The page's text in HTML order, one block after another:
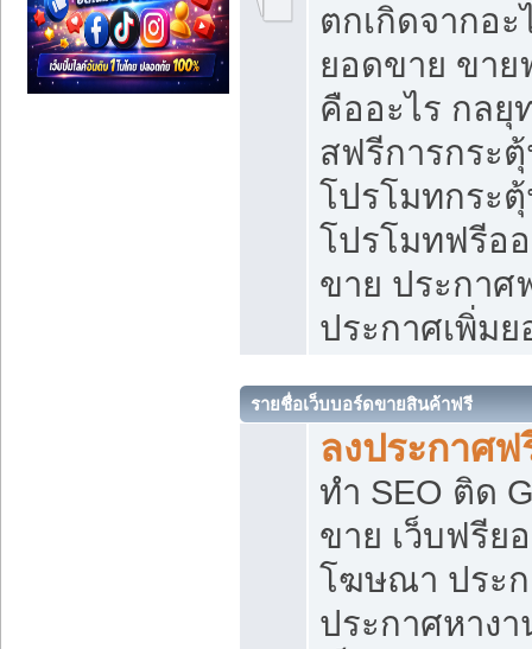
ตกเกิดจากอะ
ยอดขาย ขาย
คืออะไร กลยุ
สฟรีการกระ
โปรโมทกระ
โปรโมทฟรีอ
ขาย ประกาศ
ประกาศเพิ่ม
รายชื่อเว็บบอร์ดขายสินค้าฟรี
ลงประกาศฟ
ทำ SEO ติด
ขาย เว็บฟรีย
โฆษณา ประ
ประกาศหาง